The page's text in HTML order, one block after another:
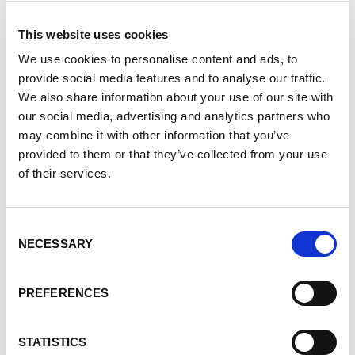
This website uses cookies
We use cookies to personalise content and ads, to
provide social media features and to analyse our traffic.
We also share information about your use of our site with
our social media, advertising and analytics partners who
may combine it with other information that you’ve
provided to them or that they’ve collected from your use
of their services.
Selection
NECESSARY
PREFERENCES
STATISTICS
aidé sa famille à appuyer sa décision lorsque la
tragédie
a frappé.